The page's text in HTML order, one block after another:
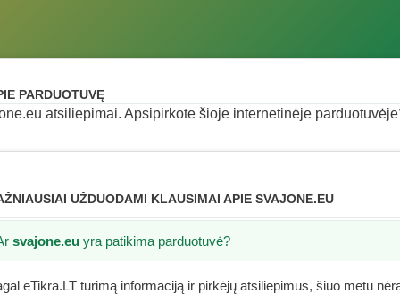
PARDUOTUVĘ
atsiliepimai. Apsipirkote šioje internetinėje
UŽDUODAMI KLAUSIMAI APIE SVAJONE.EU
svajone.eu yra patikima parduotuvė?
eTikra.LT turimą informaciją ir pirkėjų atsiliepimus, šiuo metu